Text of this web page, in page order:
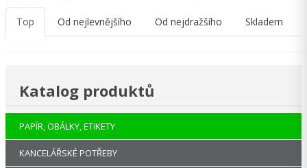
Top Od nejlevnějšího Od nejdražšího Skladem
Katalog produktů
PAPÍR, OBÁLKY, ETIKETY
KANCELÁŘSKÉ POTŘEBY